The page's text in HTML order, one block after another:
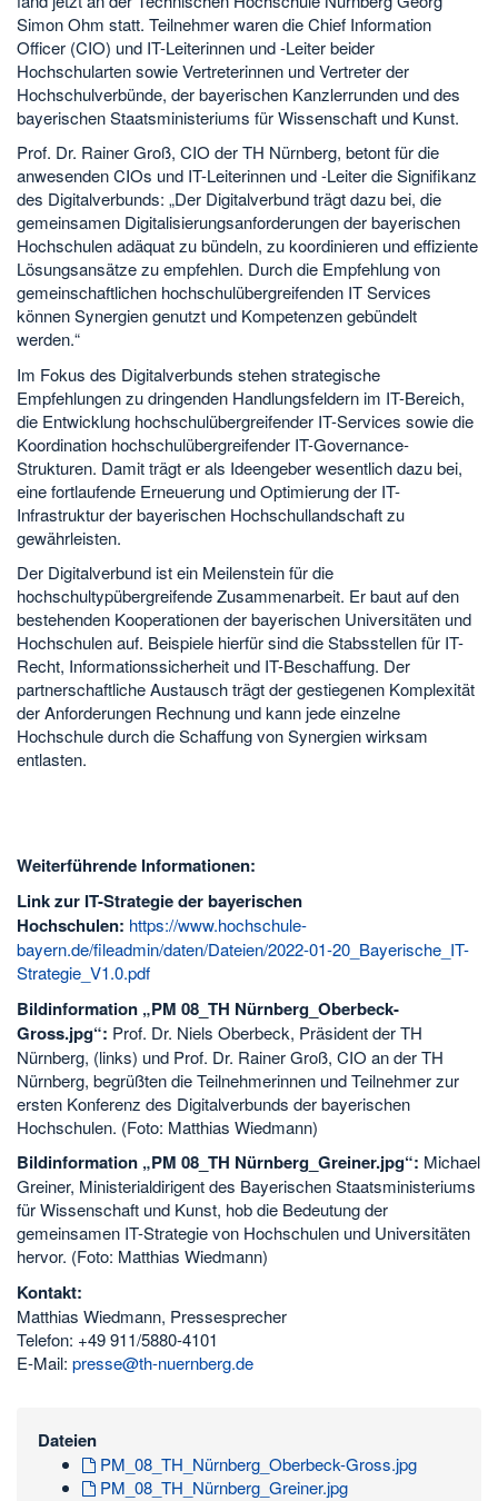
Simon Ohm statt. Teilnehmer waren die Chief Information
Officer (CIO) und IT-Leiterinnen und -Leiter beider
Hochschularten sowie Vertreterinnen und Vertreter der
Hochschulverbünde, der bayerischen Kanzlerrunden und des
bayerischen Staatsministeriums für Wissenschaft und Kunst.
Prof. Dr. Rainer Groß, CIO der TH Nürnberg, betont für die
anwesenden CIOs und IT-Leiterinnen und -Leiter die Signifikanz
des Digitalverbunds: „Der Digitalverbund trägt dazu bei, die
gemeinsamen Digitalisierungsanforderungen der bayerischen
Hochschulen adäquat zu bündeln, zu koordinieren und effiziente
Lösungsansätze zu empfehlen. Durch die Empfehlung von
gemeinschaftlichen hochschulübergreifenden IT Services
können Synergien genutzt und Kompetenzen gebündelt
werden.“
Im Fokus des Digitalverbunds stehen strategische
Empfehlungen zu dringenden Handlungsfeldern im IT-Bereich,
die Entwicklung hochschulübergreifender IT-Services sowie die
Koordination hochschulübergreifender IT-Governance-
Strukturen. Damit trägt er als Ideengeber wesentlich dazu bei,
eine fortlaufende Erneuerung und Optimierung der IT-
Infrastruktur der bayerischen Hochschullandschaft zu
gewährleisten.
Der Digitalverbund ist ein Meilenstein für die
hochschultypübergreifende Zusammenarbeit. Er baut auf den
bestehenden Kooperationen der bayerischen Universitäten und
Hochschulen auf. Beispiele hierfür sind die Stabsstellen für IT-
Recht, Informationssicherheit und IT-Beschaffung. Der
partnerschaftliche Austausch trägt der gestiegenen Komplexität
der Anforderungen Rechnung und kann jede einzelne
Hochschule durch die Schaffung von Synergien wirksam
entlasten.
Weiterführende Informationen:
Link zur IT-Strategie der bayerischen
Hochschulen: https://www.hochschule-
bayern.de/fileadmin/daten/Dateien/2022-01-20_Bayerische_IT-
Strategie_V1.0.pdf
Bildinformation „PM 08_TH Nürnberg_Oberbeck-
Gross.jpg“: Prof. Dr. Niels Oberbeck, Präsident der TH
Nürnberg, (links) und Prof. Dr. Rainer Groß, CIO an der TH
Nürnberg, begrüßten die Teilnehmerinnen und Teilnehmer zur
ersten Konferenz des Digitalverbunds der bayerischen
Hochschulen. (Foto: Matthias Wiedmann)
Bildinformation „PM 08_TH Nürnberg_Greiner.jpg“: Michael
Greiner, Ministerialdirigent des Bayerischen Staatsministeriums
für Wissenschaft und Kunst, hob die Bedeutung der
gemeinsamen IT-Strategie von Hochschulen und Universitäten
hervor. (Foto: Matthias Wiedmann)
Kontakt:
Matthias Wiedmann, Pressesprecher
Telefon: +49 911/5880-4101
E-Mail: presse@th-nuernberg.de
Dateien
PM_08_TH_Nürnberg_Oberbeck-Gross.jpg
PM_08_TH_Nürnberg_Greiner.jpg